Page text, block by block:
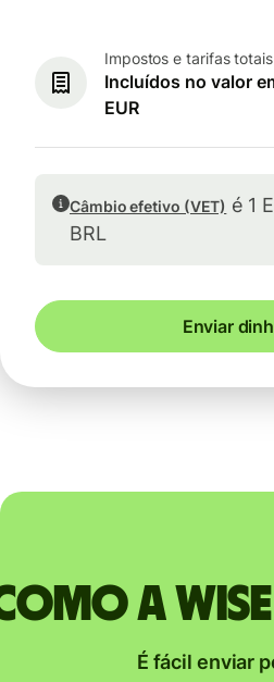
Impostos e tarifas totais
Incluídos no valor
EUR
Câmbio efetivo (VET) é 1
BRL
Enviar
a
É fácil enviar